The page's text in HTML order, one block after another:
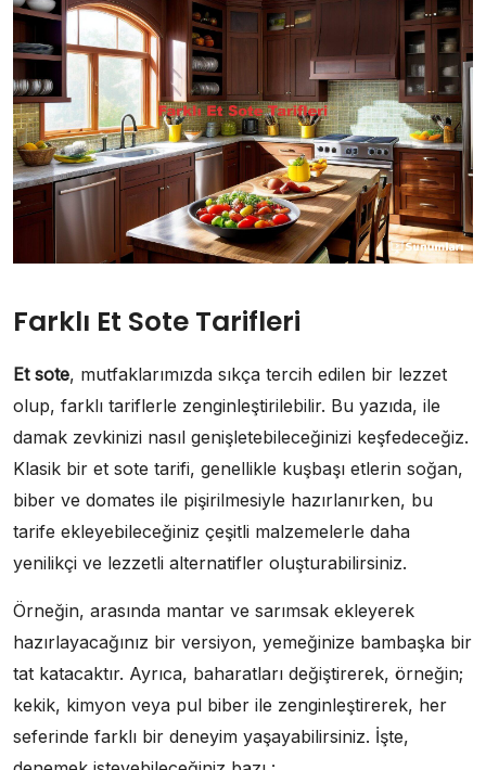
Farklı Et Sote Tarifleri
Et sote, mutfaklarımızda sıkça tercih edilen bir lezzet
olup, farklı tariflerle zenginleştirilebilir. Bu yazıda, ile
damak zevkinizi nasıl genişletebileceğinizi keşfedeceğiz.
Klasik bir et sote tarifi, genellikle kuşbaşı etlerin soğan,
biber ve domates ile pişirilmesiyle hazırlanırken, bu
tarife ekleyebileceğiniz çeşitli malzemelerle daha
yenilikçi ve lezzetli alternatifler oluşturabilirsiniz.
Örneğin, arasında mantar ve sarımsak ekleyerek
hazırlayacağınız bir versiyon, yemeğinize bambaşka bir
tat katacaktır. Ayrıca, baharatları değiştirerek, örneğin;
kekik, kimyon veya pul biber ile zenginleştirerek, her
seferinde farklı bir deneyim yaşayabilirsiniz. İşte,